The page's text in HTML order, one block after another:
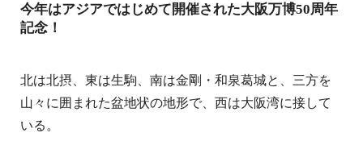
今年はアジアではじめて開催された大阪万博50周年
記念！
北は北摂、東は生駒、南は金剛・和泉葛城と、三方を
山々に囲まれた盆地状の地形で、西は大阪湾に接して
いる。